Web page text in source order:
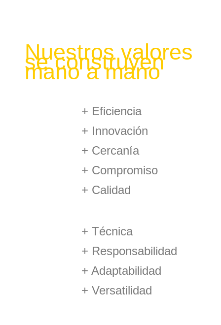
Nuestros valores
se construyen
mano a mano
+ Eficiencia
+ Innovación
+ Cercanía
+ Compromiso
+ Calidad
+ Técnica
+ Responsabilidad
+ Adaptabilidad
+ Versatilidad